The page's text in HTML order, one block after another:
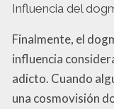
Influencia del
Finalmente, el
influencia
adicto. Cuando
una cosmovisión